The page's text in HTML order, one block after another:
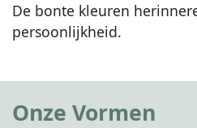
De bonte kleuren
persoonlijkheid.
Onze Vormen